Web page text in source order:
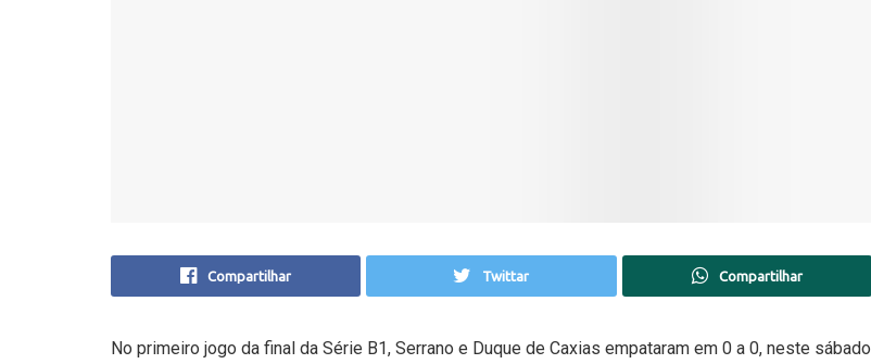
Compartilhar Twittar Compartilhar
No primeiro jogo da final da Série B1, Serrano e Duque de Caxias empataram em 0 a 0, neste sábado